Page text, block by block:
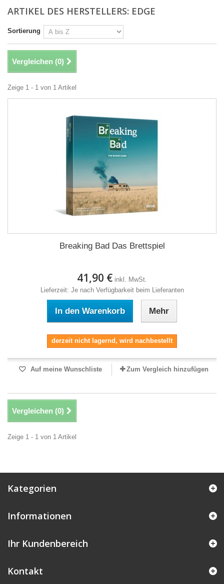
ARTIKEL DES HERSTELLERS: EDGE
Sortierung
Vergleichen (0)
Zeige 1 - 1 von 1 Artikel
Breaking Bad Das Brettspiel
41,90 € inkl. MwSt.
Lieferzeit: Je nach Verfügbarkeit beim Lieferanten
In den Warenkorb Mehr
derzeit nicht lagernd, wird nachbestellt
Auf meine Wunschliste Zum Vergleich hinzufügen
Vergleichen (0)
Zeige 1 - 1 von 1 Artikel
Kategorien
Informationen
Ihr Kundenbereich
Kontakt